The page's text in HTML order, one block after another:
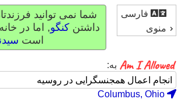
فارسی
منوی
شما نمی توانید
داشتنکنگو, اما در
است
به:
Columbus, Ohio